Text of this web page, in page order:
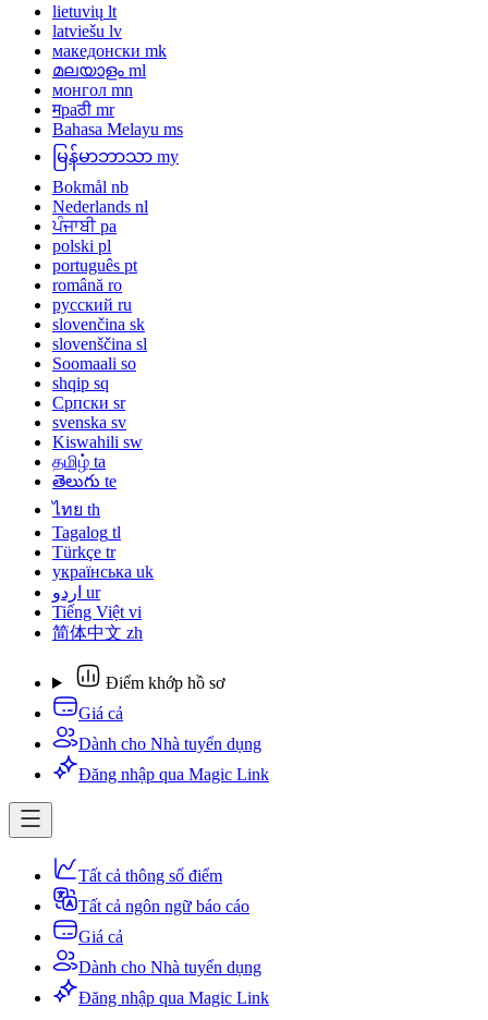
lietuvių lt
latviešu lv
македонски mk
മലയാളം ml
монгол mn
मраठी mr
Bahasa Melayu ms
မြန်မာဘာသာ my
Bokmål nb
Nederlands nl
ਪੰਜਾਬੀ pa
polski pl
português pt
română ro
русский ru
slovenčina sk
slovenščina sl
Soomaali so
shqip sq
Српски sr
svenska sv
Kiswahili sw
தமிழ் ta
తెలుగు te
ไทย th
Tagalog tl
Türkçe tr
українська uk
اردو ur
Tiếng Việt vi
简体中文 zh
Điểm khớp hồ sơ
Giá cả
Dành cho Nhà tuyển dụng
Đăng nhập qua Magic Link
Tất cả thông số điểm
Tất cả ngôn ngữ báo cáo
Giá cả
Dành cho Nhà tuyển dụng
Đăng nhập qua Magic Link